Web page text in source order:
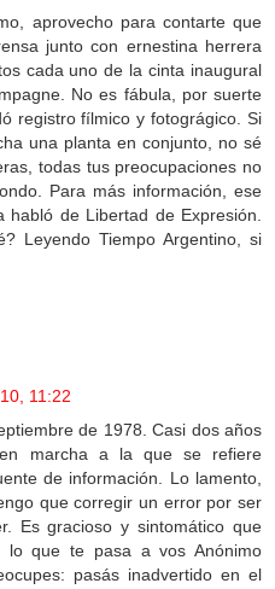
aprovecho para contarte que
junto con ernestina herrera
cada uno de la cinta inaugural
No es fábula, por suerte
registro fílmico y fotográgico. Si
una planta en conjunto, no sé
todas tus preocupaciones no
Para más información, ese
de Libertad de Expresión.
Leyendo Tiempo Argentino, si
11:22
de 1978. Casi dos años
marcha a la que se refiere
de información. Lo lamento,
que corregir un error por ser
Es gracioso y sintomático que
lo que te pasa a vos Anónimo
pasás inadvertido en el